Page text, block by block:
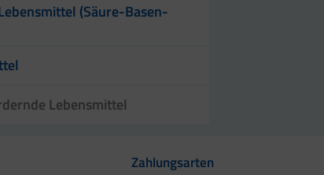
(Säure-Basen-
Lebensmittel
Zahlungsarten